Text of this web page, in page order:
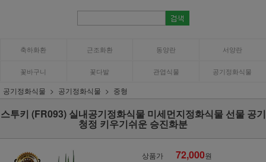
축하화환 근조화환 동양란 서양란
꽃바구니 꽃다발 관엽식물 공기정화식물
공기정화식물 공기정화식물 중형
스투키 (FR093) 실내공기정화식물 미세먼지정화식물 선물 공기
청정 키우기쉬운 승진화분
상품가 72,000원